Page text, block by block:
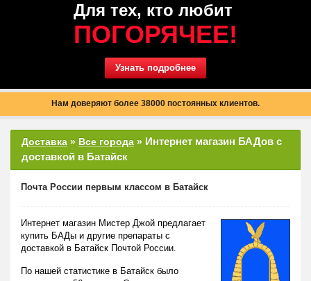
Для тех, кто любит
ПОГОРЯЧЕЕ!
Узнать подробнее
Нам доверяют более 38000 постоянных клиентов.
Доставка » Все города » Интернет магазин БАДов с
доставкой в Батайск
Почта России первым классом в Батайск
Интернет магазин Мистер Джой предлагает
купить БАДы и другие препараты с
доставкой в Батайск Почтой России.
По нашей статистике в Батайск было